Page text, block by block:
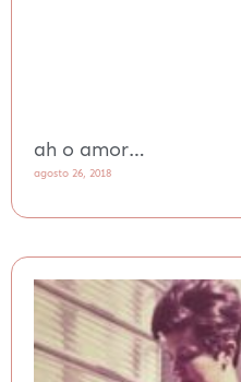
ah o amor…
agosto 26, 2018